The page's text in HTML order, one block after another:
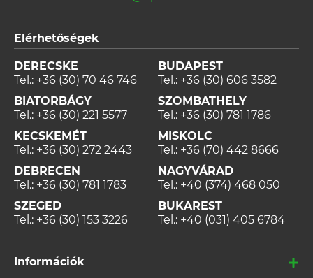
Elérhetőségek
DERECSKE
Tel.: +36 (30) 70 46 746
BIATORBÁGY
Tel.: +36 (30) 221 5577
KECSKEMÉT
Tel.: +36 (30) 272 2443
DEBRECEN
Tel.: +36 (30) 781 1783
SZEGED
Tel.: +36 (30) 153 3226
BUDAPEST
Tel.: +36 (30) 606 3582
SZOMBATHELY
Tel.: +36 (30) 781 1786
MISKOLC
Tel.: +36 (70) 442 8666
NAGYVÁRAD
Tel.: +40 (374) 468 050
BUKAREST
Tel.: +40 (031) 405 6784
Információk